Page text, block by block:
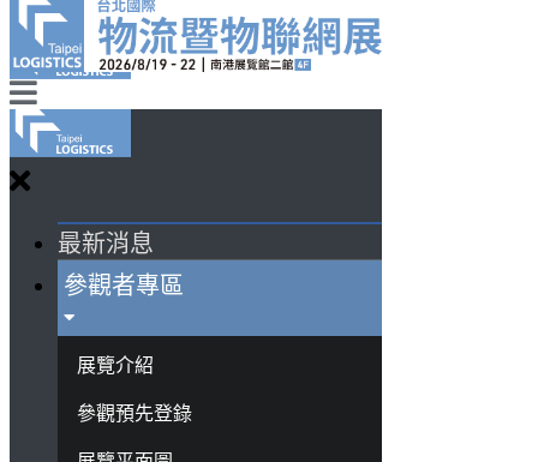
最新消息
參觀者專區
展覽介紹
參觀預先登錄